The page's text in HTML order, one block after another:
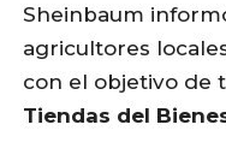
Sheinbaum
agricultores
con el objetivo de
Tiendas del